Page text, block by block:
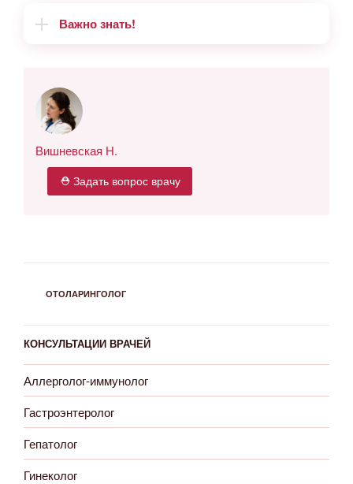
Важно знать!
Вишневская Н.
⛑ Задать вопрос врачу
РУБРИКИ
ОТОЛАРИНГОЛОГ
КОНСУЛЬТАЦИИ ВРАЧЕЙ
Аллерголог-иммунолог
Гастроэнтеролог
Гепатолог
Гинеколог